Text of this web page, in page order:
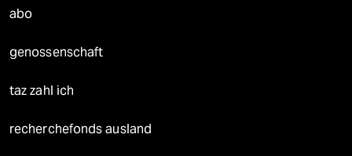
abo
genossenschaft
taz zahl ich
recherchefonds ausland